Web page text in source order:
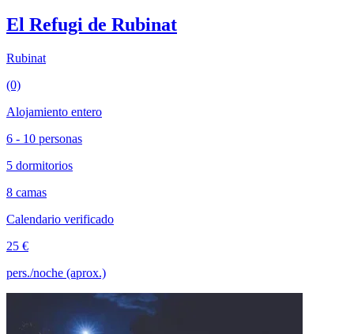
El Refugi de Rubinat
Rubinat
(0)
Alojamiento entero
6 - 10 personas
5 dormitorios
8 camas
Calendario verificado
25 €
pers./noche (aprox.)